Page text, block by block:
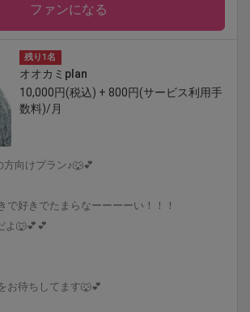
ファンになる
残り1名
オオカミplan
10,000円(税込) + 800円(サービス利用手
数料)/月
方向けプラン♪🐺💕
で好きでたまらなーーーーい！！！
よ🐺💕💕
お待ちしてます🐺💕